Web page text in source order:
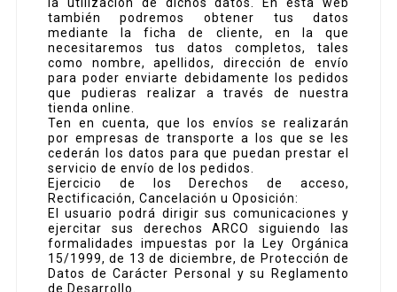
también podremos obtener tus datos
mediante la ficha de cliente, en la que
necesitaremos tus datos completos, tales
como nombre, apellidos, dirección de envío
para poder enviarte debidamente los pedidos
que pudieras realizar a través de nuestra
tienda online.
Ten en cuenta, que los envíos se realizarán
por empresas de transporte a los que se les
cederán los datos para que puedan prestar el
servicio de envío de los pedidos.
Ejercicio de los Derechos de acceso,
Rectificación, Cancelación u Oposición:
El usuario podrá dirigir sus comunicaciones y
ejercitar sus derechos ARCO siguiendo las
formalidades impuestas por la Ley Orgánica
15/1999, de 13 de diciembre, de Protección de
Datos de Carácter Personal y su Reglamento
de Desarrollo.